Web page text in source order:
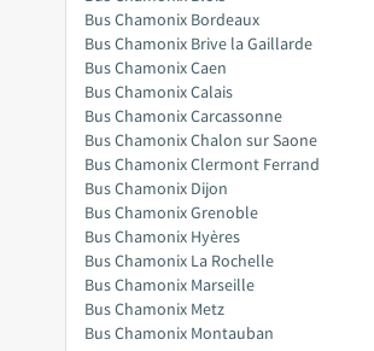
Bus Chamonix Bordeaux
Bus Chamonix Brive la Gaillarde
Bus Chamonix Caen
Bus Chamonix Calais
Bus Chamonix Carcassonne
Bus Chamonix Chalon sur Saone
Bus Chamonix Clermont Ferrand
Bus Chamonix Dijon
Bus Chamonix Grenoble
Bus Chamonix Hyères
Bus Chamonix La Rochelle
Bus Chamonix Marseille
Bus Chamonix Metz
Bus Chamonix Montauban